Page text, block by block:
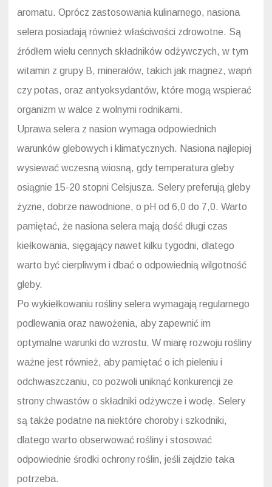
aromatu. Oprócz zastosowania kulinarnego, nasiona
selera posiadają również właściwości zdrowotne. Są
źródłem wielu cennych składników odżywczych, w tym
witamin z grupy B, minerałów, takich jak magnez, wapń
czy potas, oraz antyoksydantów, które mogą wspierać
organizm w walce z wolnymi rodnikami.
Uprawa selera z nasion wymaga odpowiednich
warunków glebowych i klimatycznych. Nasiona najlepiej
wysiewać wczesną wiosną, gdy temperatura gleby
osiągnie 15-20 stopni Celsjusza. Selery preferują gleby
żyzne, dobrze nawodnione, o pH od 6,0 do 7,0. Warto
pamiętać, że nasiona selera mają dość długi czas
kiełkowania, sięgający nawet kilku tygodni, dlatego
warto być cierpliwym i dbać o odpowiednią wilgotność
gleby.
Po wykiełkowaniu rośliny selera wymagają regularnego
podlewania oraz nawożenia, aby zapewnić im
optymalne warunki do wzrostu. W miarę rozwoju rośliny
ważne jest również, aby pamiętać o ich pieleniu i
odchwaszczaniu, co pozwoli uniknąć konkurencji ze
strony chwastów o składniki odżywcze i wodę. Selery
są także podatne na niektóre choroby i szkodniki,
dlatego warto obserwować rośliny i stosować
odpowiednie środki ochrony roślin, jeśli zajdzie taka
potrzeba.